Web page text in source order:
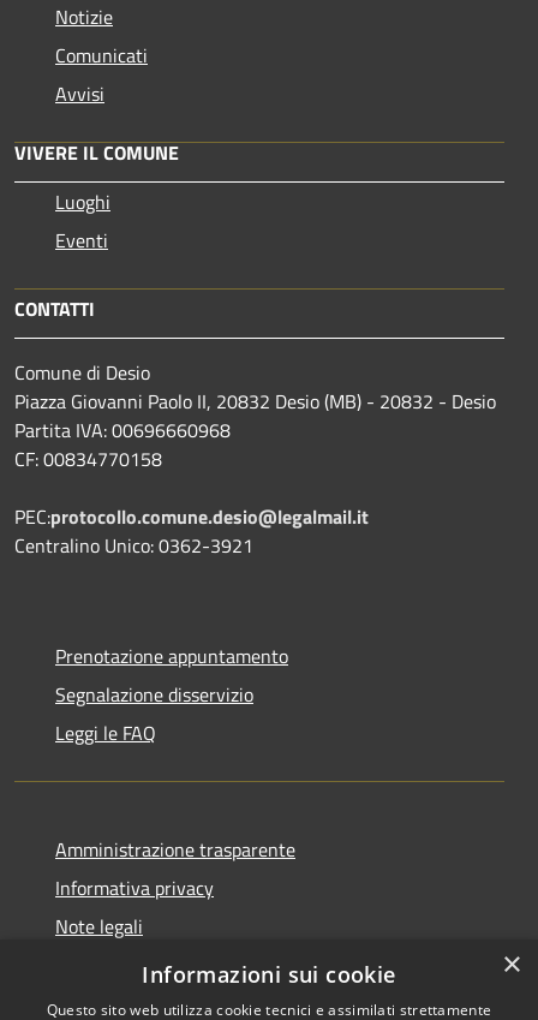
Notizie
Comunicati
Avvisi
VIVERE IL COMUNE
Luoghi
Eventi
CONTATTI
Comune di Desio
Piazza Giovanni Paolo II, 20832 Desio (MB) - 20832 - Desio
Partita IVA: 00696660968
CF: 00834770158
PEC:protocollo.comune.desio@legalmail.it
Centralino Unico: 0362-3921
Prenotazione appuntamento
Segnalazione disservizio
Leggi le FAQ
Amministrazione trasparente
Informativa privacy
Note legali
Dichiarazione di accessibilità
×
Informazioni sui cookie
Questo sito web utilizza cookie tecnici e assimilati strettamente